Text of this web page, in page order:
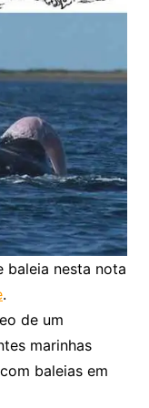
baleia nesta nota
.
de um
marinhas
baleias em